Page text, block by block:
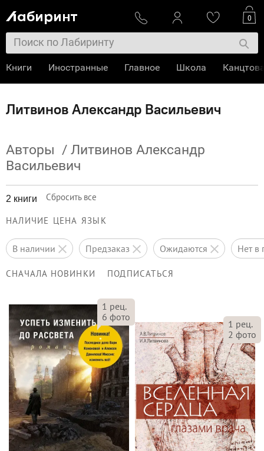
Литвинов Александр Васильевич
Авторы / Литвинов Александр
Васильевич
2 книги Сбросить все
НАЛИЧИЕ ЦЕНА ЯЗЫК
в наличии предзаказ ожидаются нет
СНАЧАЛА НОВИНКИ ПОДПИСАТЬСЯ
1 рец.
6 фото
1 рец.
2 фото
0
Книги Иностранные Главное Школа